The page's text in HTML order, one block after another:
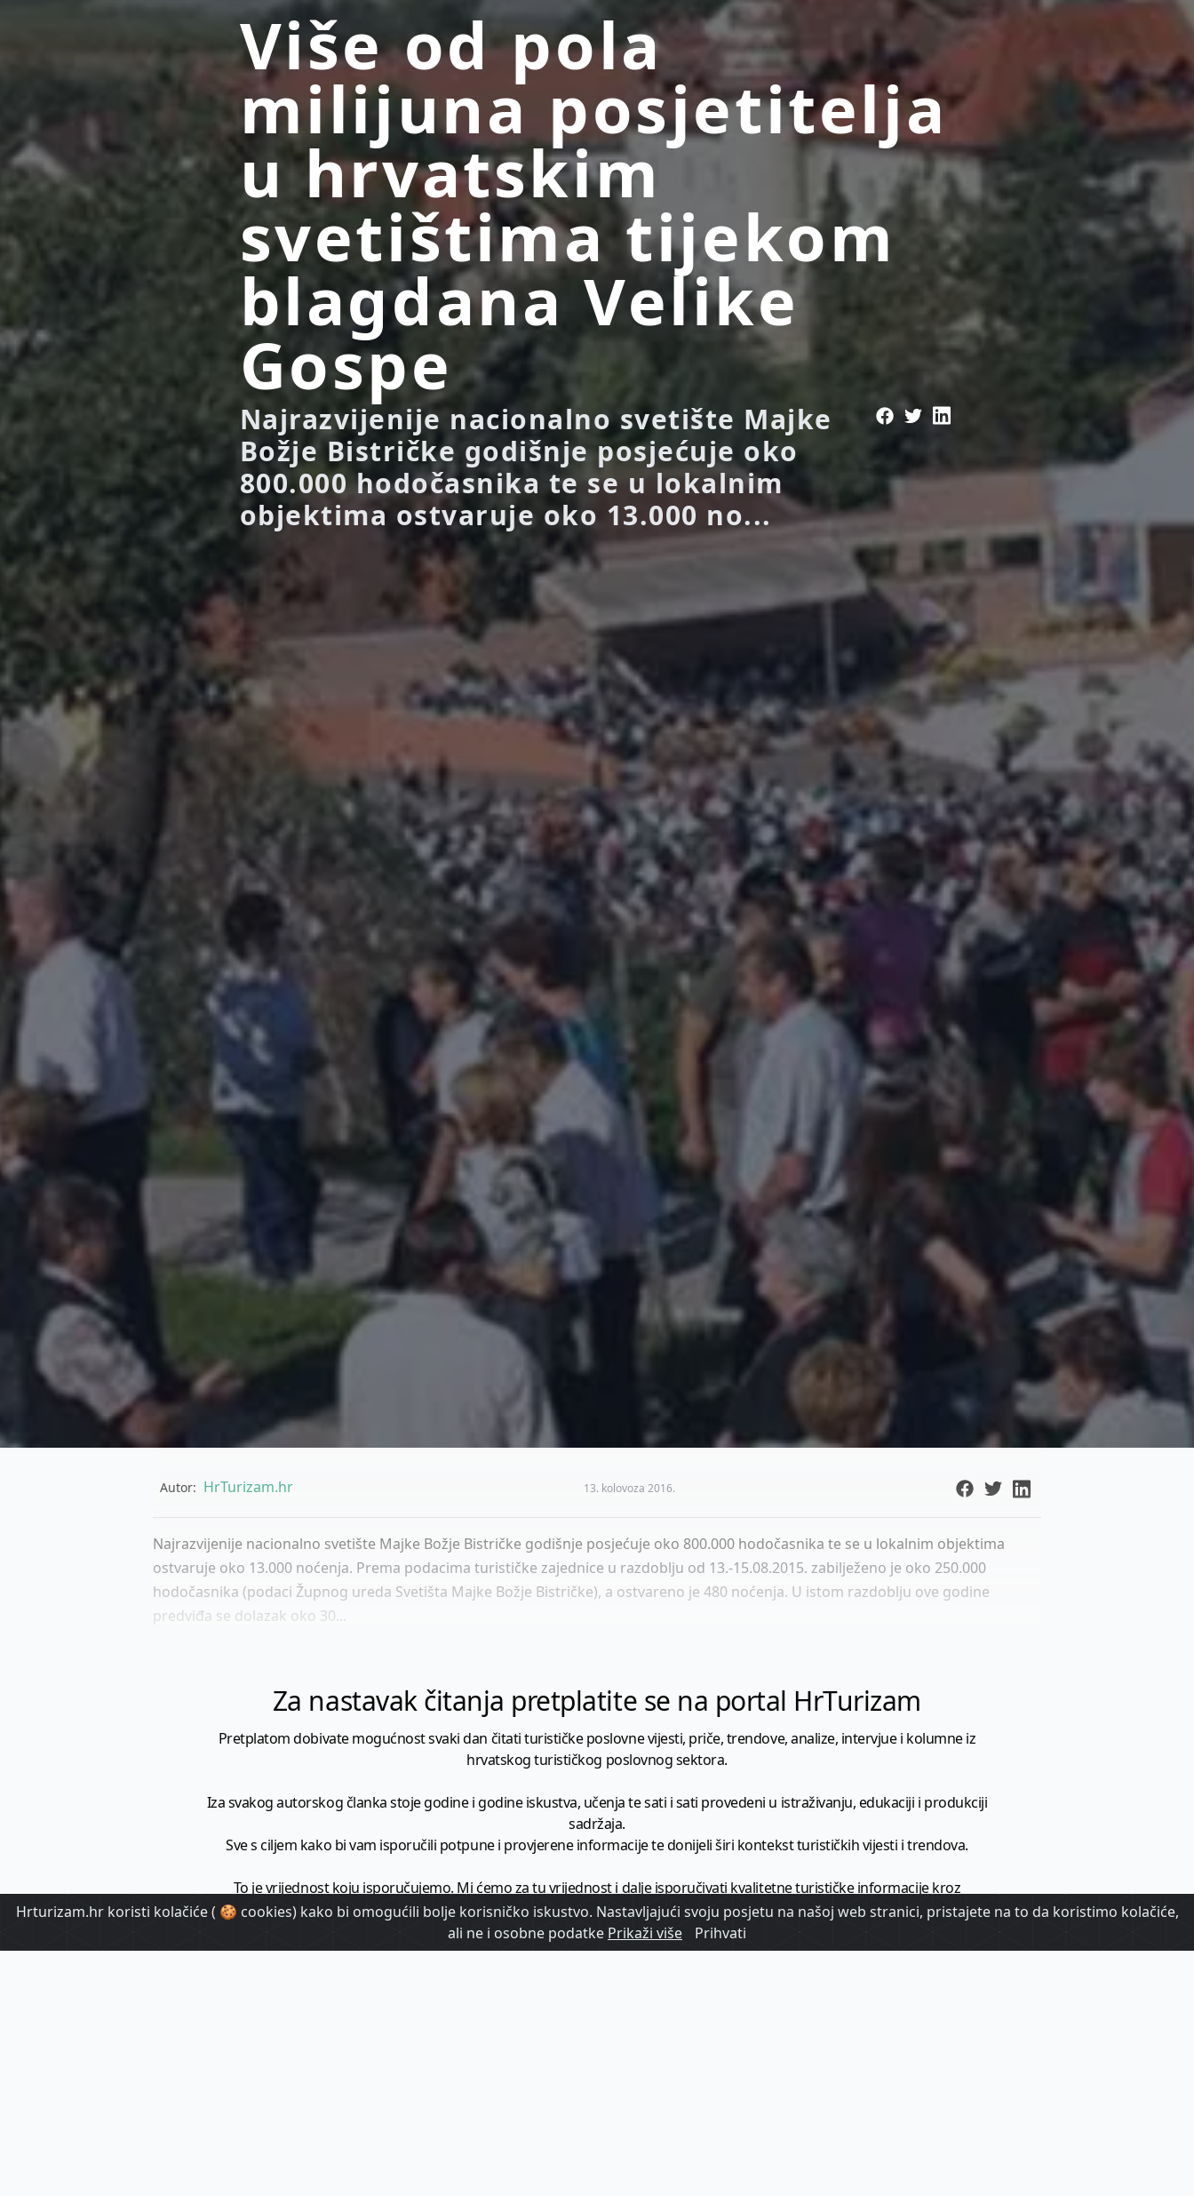
Više od pola
milijuna posjetitelja
u hrvatskim
svetištima tijekom
blagdana Velike
Gospe
Najrazvijenije nacionalno svetište Majke
Božje Bistričke godišnje posjećuje oko
800.000 hodočasnika te se u lokalnim
objektima ostvaruje oko 13.000 no...
Autor: HrTurizam.hr 13. kolovoza 2016.
Najrazvijenije nacionalno svetište Majke Božje Bistričke godišnje posjećuje oko 800.000 hodočasnika te se u lokalnim objektima
ostvaruje oko 13.000 noćenja. Prema podacima turističke zajednice u razdoblju od 13.-15.08.2015. zabilježeno je oko 250.000
hodočasnika (podaci Župnog ureda Svetišta Majke Božje Bistričke), a ostvareno je 480 noćenja. U istom razdoblju ove godine
predviđa se dolazak oko 30...
Za nastavak čitanja pretplatite se na portal HrTurizam
Pretplatom dobivate mogućnost svaki dan čitati turističke poslovne vijesti, priče, trendove, analize, intervjue i kolumne iz
hrvatskog turističkog poslovnog sektora.
Iza svakog autorskog članka stoje godine i godine iskustva, učenja te sati i sati provedeni u istraživanju, edukaciji i produkciji
sadržaja.
Sve s ciljem kako bi vam isporučili potpune i provjerene informacije te donijeli širi kontekst turističkih vijesti i trendova.
To je vrijednost koju isporučujemo. Mi ćemo za tu vrijednost i dalje isporučivati kvalitetne turističke informacije kroz
minimalno1728 članaka godišnje.
HrTurizam - vaš izvor informacija iz poslovnog svijeta hrvatskog turizma.
Hrturizam.hr koristi kolačiće ( 🍪 cookies) kako bi omogućili bolje korisničko iskustvo. Nastavljajući svoju posjetu na našoj web stranici, pristajete na to da koristimo kolačiće,
ali ne i osobne podatke Prikaži više Prihvati